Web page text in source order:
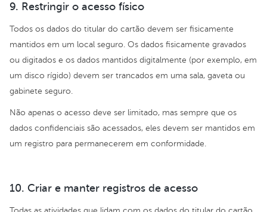
9. Restringir o acesso físico
Todos os dados do titular do cartão devem ser fisicamente
mantidos em um local seguro. Os dados fisicamente gravados
ou digitados e os dados mantidos digitalmente (por exemplo, em
um disco rígido) devem ser trancados em uma sala, gaveta ou
gabinete seguro.
Não apenas o acesso deve ser limitado, mas sempre que os
dados confidenciais são acessados, eles devem ser mantidos em
um registro para permanecerem em conformidade.
10. Criar e manter registros de acesso